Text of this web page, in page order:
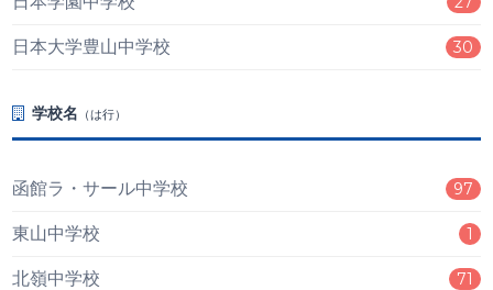
日本大学豊山中学校 30
学校名 （は行）
函館ラ・サール中学校 97
東山中学校 1
北嶺中学校 71